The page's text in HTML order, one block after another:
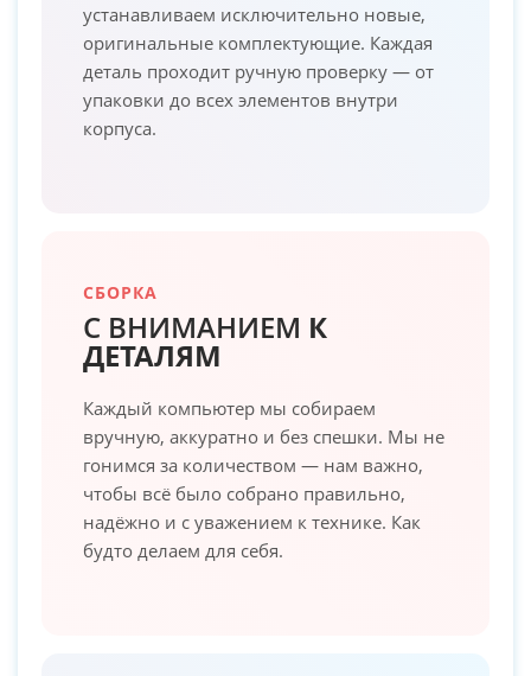
устанавливаем исключительно новые,
оригинальные комплектующие. Каждая
деталь проходит ручную проверку — от
упаковки до всех элементов внутри
корпуса.
СБОРКА
С ВНИМАНИЕМ К
ДЕТАЛЯМ
Каждый компьютер мы собираем
вручную, аккуратно и без спешки. Мы не
гонимся за количеством — нам важно,
чтобы всё было собрано правильно,
надёжно и с уважением к технике. Как
будто делаем для себя.